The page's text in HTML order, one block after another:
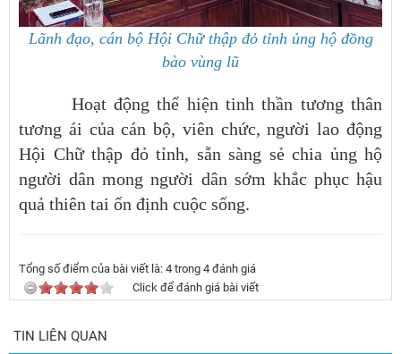
Lãnh đạo, cán bộ Hội Chữ thập đỏ tỉnh ủng hộ đồng
bào vùng lũ
Hoạt động thể hiện tinh thần tương thân
tương ái của cán bộ, viên chức, người lao động
Hội Chữ thập đỏ tỉnh, sẵn sàng sẻ chia ủng hộ
người dân mong người dân sớm khắc phục hậu
quả thiên tai ổn định cuộc sống.
Tổng số điểm của bài viết là: 4 trong 4 đánh giá
Click để đánh giá bài viết
TIN LIÊN QUAN